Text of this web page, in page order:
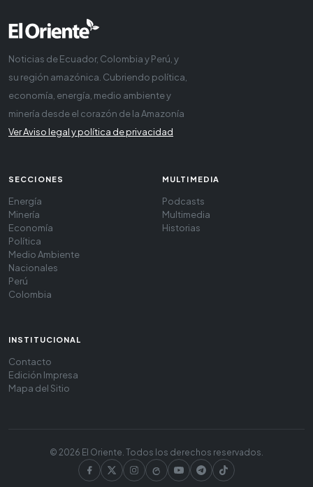
Noticias de Ecuador, Colombia y Perú, y
su región amazónica. Cubriendo política,
economía, energía, medio ambiente y
minería desde el corazón de la Amazonía
Ver Aviso legal y política de privacidad
SECCIONES
Energía
Minería
Economía
Política
Medio Ambiente
Nacionales
Perú
Colombia
MULTIMEDIA
Podcasts
Multimedia
Historias
INSTITUCIONAL
Contacto
Edición Impresa
Mapa del Sitio
© 2026 El Oriente. Todos los derechos reservados.